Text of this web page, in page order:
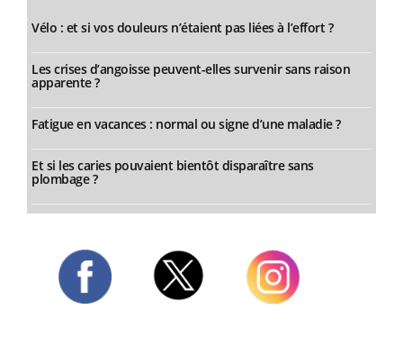
Vélo : et si vos douleurs n’étaient pas liées à l’effort ?
Les crises d’angoisse peuvent-elles survenir sans raison
apparente ?
Fatigue en vacances : normal ou signe d’une maladie ?
Et si les caries pouvaient bientôt disparaître sans
plombage ?